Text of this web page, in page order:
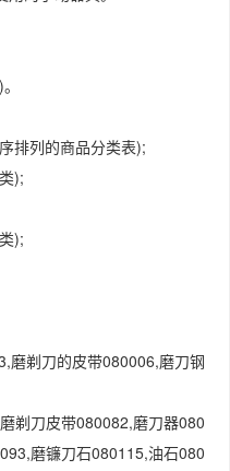
排列的商品分类表);
);
);
磨剃刀的皮带080006,磨刀钢
剃刀皮带080082,磨刀器080
磨镰刀石080115,油石080